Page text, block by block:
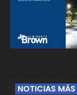
NOTICIAS MÁS